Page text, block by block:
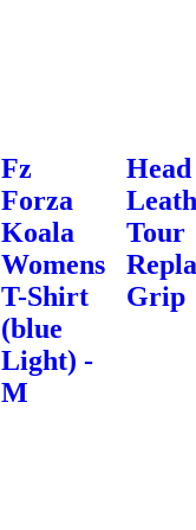
Fz
Forza
Koala
Womens
T-Shirt
(blue
Light) -
M
Head
Tour
Grip